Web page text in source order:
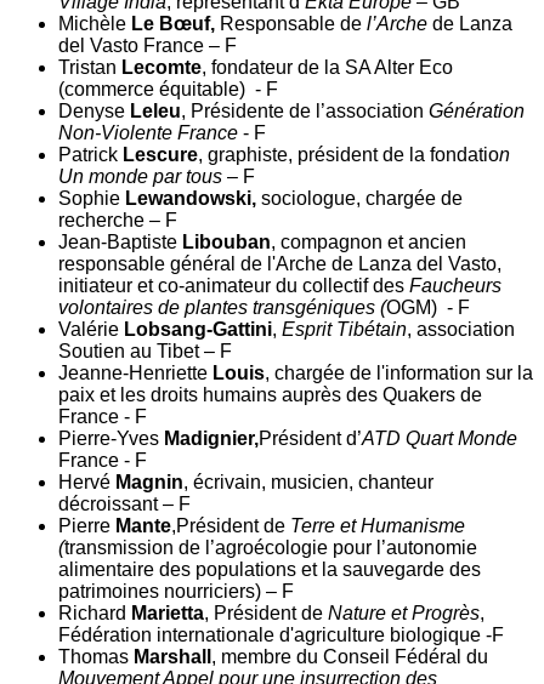
Michèle Le Bœuf, Responsable de l’Arche de Lanza
del Vasto France – F
Tristan Lecomte, fondateur de la SA Alter Eco
(commerce équitable) - F
Denyse Leleu, Présidente de l’association Génération
Non-Violente France - F
Patrick Lescure, graphiste, président de la fondation
Un monde par tous – F
Sophie Lewandowski, sociologue, chargée de
recherche – F
Jean-Baptiste Libouban, compagnon et ancien
responsable général de l'Arche de Lanza del Vasto,
initiateur et co-animateur du collectif des Faucheurs
volontaires de plantes transgéniques (OGM) - F
Valérie Lobsang-Gattini, Esprit Tibétain, association
Soutien au Tibet – F
Jeanne-Henriette Louis, chargée de l'information sur la
paix et les droits humains auprès des Quakers de
France - F
Pierre-Yves Madignier,Président d’ATD Quart Monde
France - F
Hervé Magnin, écrivain, musicien, chanteur
décroissant – F
Pierre Mante,Président de Terre et Humanisme
(transmission de l’agroécologie pour l’autonomie
alimentaire des populations et la sauvegarde des
patrimoines nourriciers) – F
Richard Marietta, Président de Nature et Progrès,
Fédération internationale d'agriculture biologique -F
Thomas Marshall , membre du Conseil Fédéral du
Mouvement Appel pour une insurrection des